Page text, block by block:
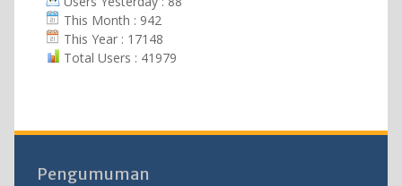
This Month : 942
This Year : 17148
Total Users : 41979
Pengumuman